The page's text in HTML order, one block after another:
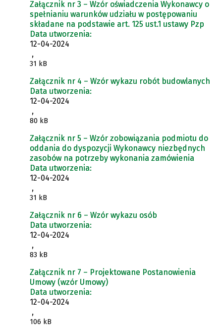
Załącznik nr 3 – Wzór oświadczenia Wykonawcy o
spełnianiu warunków udziału w postępowaniu
składane na podstawie art. 125 ust.1 ustawy Pzp
Data utworzenia:
12-04-2024
,
31 kB
Załącznik nr 4 – Wzór wykazu robót budowlanych
Data utworzenia:
12-04-2024
,
80 kB
Załącznik nr 5 – Wzór zobowiązania podmiotu do
oddania do dyspozycji Wykonawcy niezbędnych
zasobów na potrzeby wykonania zamówienia
Data utworzenia:
12-04-2024
,
31 kB
Załącznik nr 6 – Wzór wykazu osób
Data utworzenia:
12-04-2024
,
83 kB
Załącznik nr 7 – Projektowane Postanowienia
Umowy (wzór Umowy)
Data utworzenia:
12-04-2024
,
106 kB